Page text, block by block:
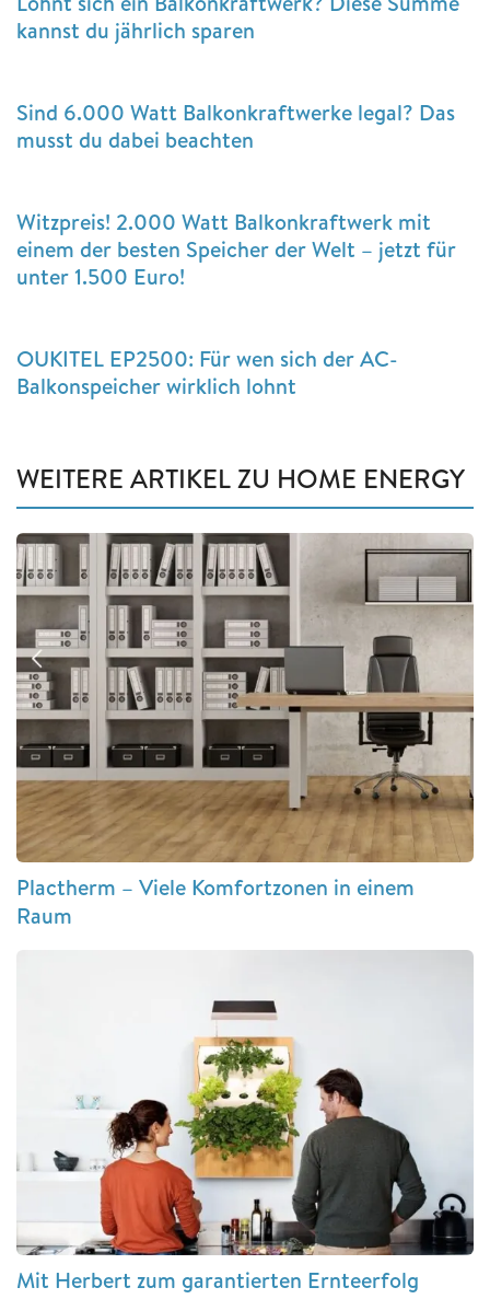
kannst du jährlich sparen
Sind 6.000 Watt Balkonkraftwerke legal? Das
musst du dabei beachten
Witzpreis! 2.000 Watt Balkonkraftwerk mit
einem der besten Speicher der Welt – jetzt für
unter 1.500 Euro!
OUKITEL EP2500: Für wen sich der AC-
Balkonspeicher wirklich lohnt
WEITERE ARTIKEL ZU HOME ENERGY
Plactherm – Viele Komfortzonen in einem
Raum
Mit Herbert zum garantierten Ernteerfolg